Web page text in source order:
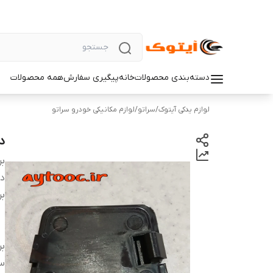
دسته‌بندی محصولاتخانهپیگیری سفارشهمه محصولات
لوازم یدکی آیتوک/سراتو/لوازم مکانیکی خودرو سراتو